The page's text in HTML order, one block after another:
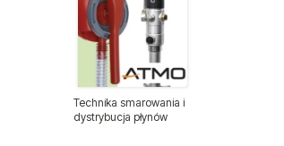
Zestawy bitów wkrętakowych
Wyprzedaże
Technika smarowania i
dystrybucja płynów